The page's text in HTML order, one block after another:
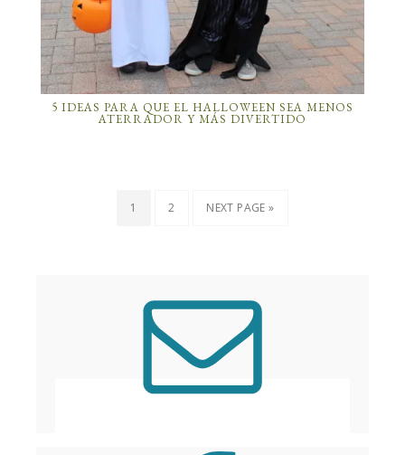
5 IDEAS PARA QUE EL HALLOWEEN SEA MENOS
ATERRADOR Y MÁS DIVERTIDO
1 2 NEXT PAGE »